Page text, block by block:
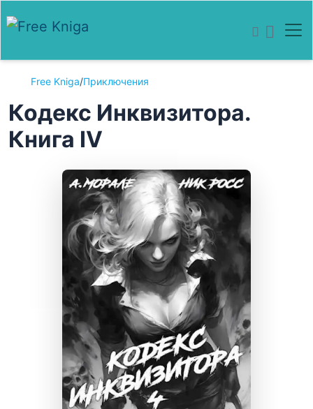
Free Kniga/Приключения
Кодекс Инквизитора.
Книга IV